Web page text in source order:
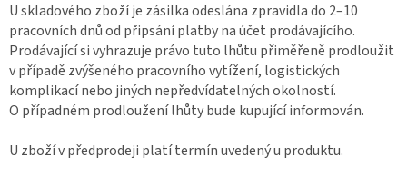
U skladového zboží je zásilka odeslána zpravidla do 2–10
pracovních dnů od připsání platby na účet prodávajícího.
Prodávající si vyhrazuje právo tuto lhůtu přiměřeně prodloužit
v případě zvýšeného pracovního vytížení, logistických
komplikací nebo jiných nepředvídatelných okolností.
O případném prodloužení lhůty bude kupující informován.
U zboží v předprodeji platí termín uvedený u produktu.